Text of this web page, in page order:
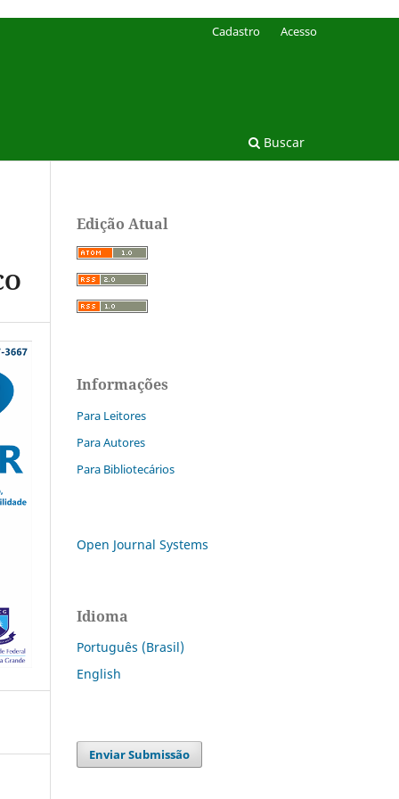
Buscar
Cadastro Acesso
Edição Atual
Informações
Para Leitores
Para Autores
Para Bibliotecários
Open Journal Systems
Idioma
Português (Brasil)
English
Enviar Submissão